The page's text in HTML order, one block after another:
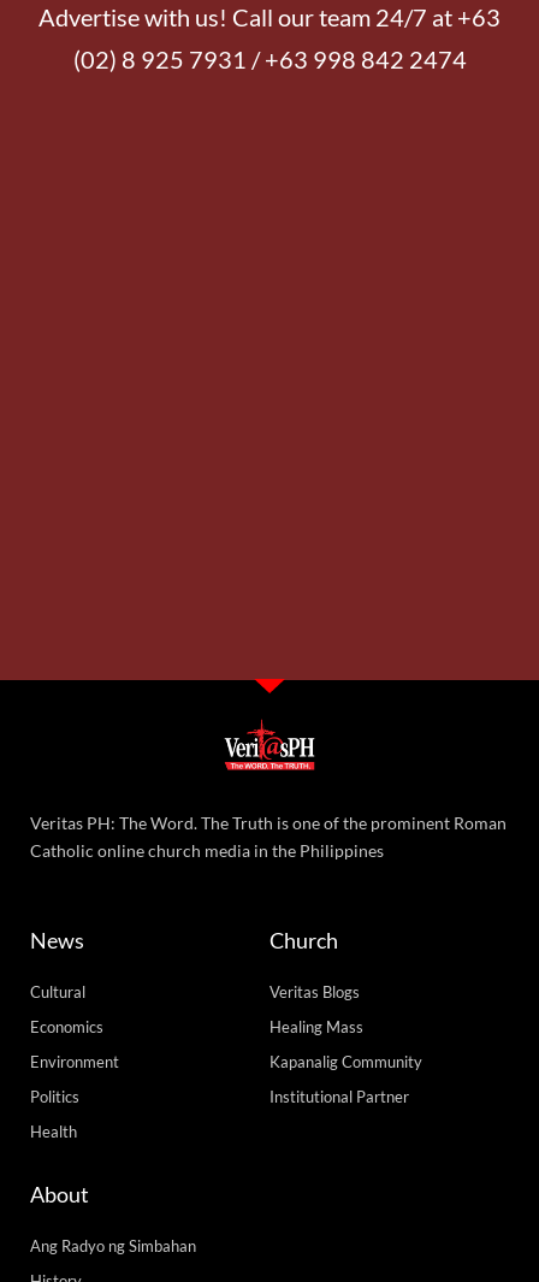
Advertise with us! Call our team 24/7 at +63
(02) 8 925 7931 / +63 998 842 2474
Veritas PH: The Word. The Truth is one of the prominent Roman
Catholic online church media in the Philippines
News
Cultural
Economics
Environment
Politics
Health
Church
Veritas Blogs
Healing Mass
Kapanalig Community
Institutional Partner
About
Ang Radyo ng Simbahan